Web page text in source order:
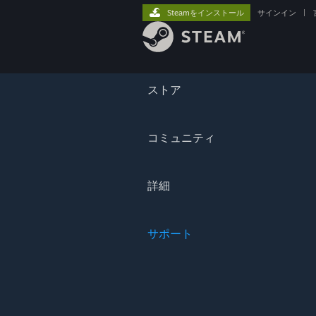
ストア
コミュニティ
詳細
サポート
Steamをインストール サインイン